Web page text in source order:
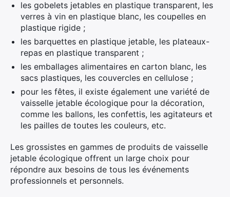
les gobelets jetables en plastique transparent, les
verres à vin en plastique blanc, les coupelles en
plastique rigide ;
les barquettes en plastique jetable, les plateaux-
repas en plastique transparent ;
les emballages alimentaires en carton blanc, les
sacs plastiques, les couvercles en cellulose ;
pour les fêtes, il existe également une variété de
vaisselle jetable écologique pour la décoration,
comme les ballons, les confettis, les agitateurs et
les pailles de toutes les couleurs, etc.
Les grossistes en gammes de produits de vaisselle
jetable écologique offrent un large choix pour
répondre aux besoins de tous les événements
professionnels et personnels.